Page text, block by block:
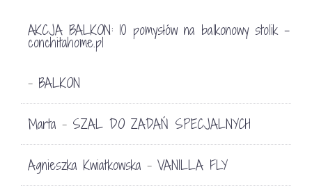
AKCJA BALKON: 10 pomysłów na balkonowy stolik -
conchitahome.pl
- BALKON
Marta - SZAL DO ZADAŃ SPECJALNYCH
Agnieszka Kwiatkowska - VANILLA FLY